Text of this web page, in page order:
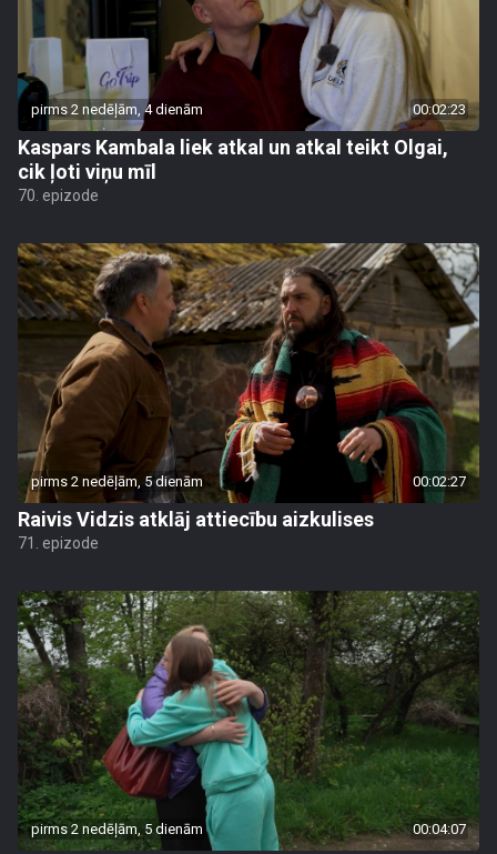
pirms 2 nedēļām, 4 dienām 00:02:23
Kaspars Kambala liek atkal un atkal teikt Olgai,
cik ļoti viņu mīl
70. epizode
pirms 2 nedēļām, 5 dienām 00:02:27
Raivis Vidzis atklāj attiecību aizkulises
71. epizode
pirms 2 nedēļām, 5 dienām 00:04:07